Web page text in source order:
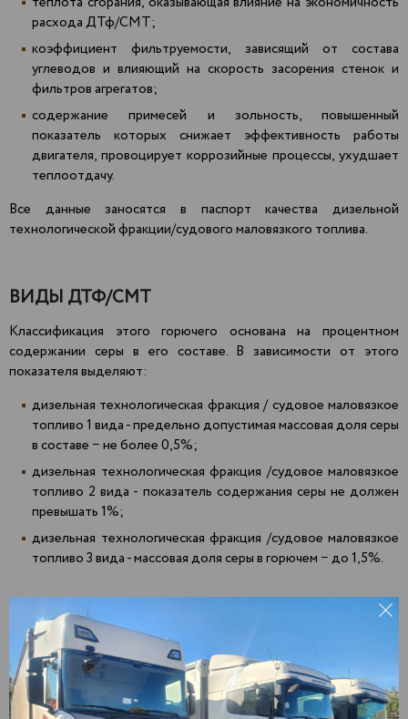
расхода ДТф/СМТ;
коэффициент фильтруемости, зависящий от состава
углеводов и влияющий на скорость засорения стенок и
фильтров агрегатов;
содержание примесей и зольность, повышенный
показатель которых снижает эффективность работы
двигателя, провоцирует коррозийные процессы, ухудшает
теплоотдачу.
Все данные заносятся в паспорт качества дизельной
технологической фракции/судового маловязкого топлива.
ВИДЫ ДТФ/СМТ
Классификация этого горючего основана на процентном
содержании серы в его составе. В зависимости от этого
показателя выделяют:
дизельная технологическая фракция / судовое маловязкое
топливо 1 вида - предельно допустимая массовая доля серы
в составе − не более 0,5%;
дизельная технологическая фракция /судовое маловязкое
топливо 2 вида - показатель содержания серы не должен
превышать 1%;
дизельная технологическая фракция /судовое маловязкое
топливо 3 вида - массовая доля серы в горючем − до 1,5%.
Агрыз
Актаныш
Алнаши
Альметьевск
Арамиль
Арзамас
Златоуст
Иваново
Ижевск
Йошкар-Ола
Казань
Первоуральск
Пермь
Подольск
Подосинки